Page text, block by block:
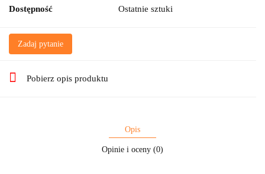
Dostępność Ostatnie sztuki
Zadaj pytanie
Pobierz opis produktu
Opis
Opinie i oceny (0)